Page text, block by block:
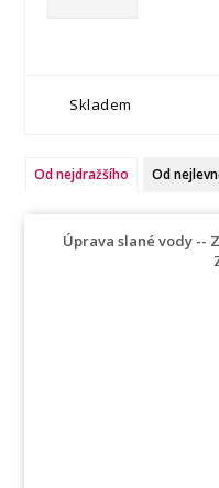
Skladem
Od nejdražšího Od
Úprava slané vody --